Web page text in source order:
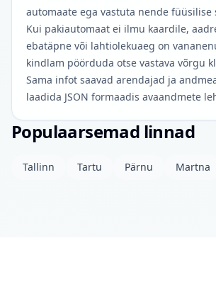
automaate ega vastuta nende füüsilise
Kui pakiautomaat ei ilmu kaardile,
ebatäpne või lahtiolekuaeg on
kindlam pöörduda otse vastava võrgu
Sama infot saavad arendajad ja
laadida JSON formaadis avaandmete
Populaarsemad linnad
Tallinn Tartu Pärnu Martna